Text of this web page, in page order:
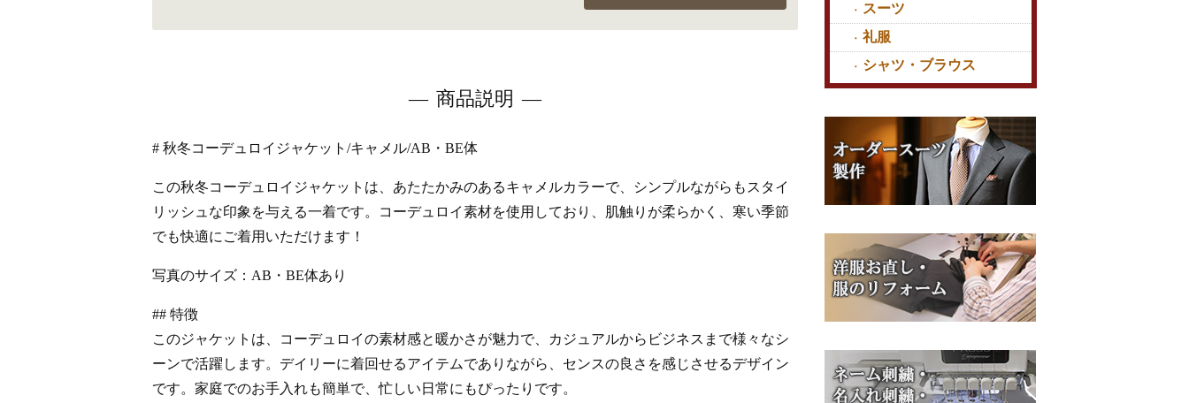
商品説明
# 秋冬コーデュロイジャケット/キャメル/AB・BE体
この秋冬コーデュロイジャケットは、あたたかみのあるキャメルカラーで、シンプルながらもスタイ
リッシュな印象を与える一着です。コーデュロイ素材を使用しており、肌触りが柔らかく、寒い季節
でも快適にご着用いただけます！
写真のサイズ：AB・BE体あり
## 特徴
このジャケットは、コーデュロイの素材感と暖かさが魅力で、カジュアルからビジネスまで様々なシ
ーンで活躍します。デイリーに着回せるアイテムでありながら、センスの良さを感じさせるデザイン
です。家庭でのお手入れも簡単で、忙しい日常にもぴったりです。
スーツ
礼服
シャツ・ブラウス